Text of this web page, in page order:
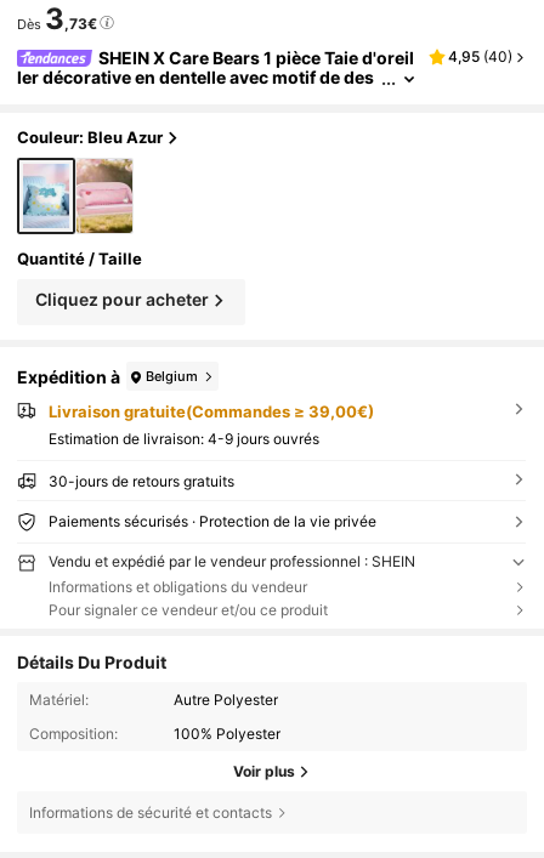
Dès 3,73€
SHEIN X Care Bears 1 pièce Taie d'oreil
ler décorative en dentelle avec motif de des
achine, une variété de tailles au choix, convient
à différents oreillers, bon cadeau
4,95 (40)
Couleur: Bleu Azur
Quantité / Taille
Cliquez pour acheter
Expédition à Belgium
Livraison gratuite(Commandes ≥ 39,00€)
Estimation de livraison: 4-9 jours ouvrés
30-jours de retours gratuits
Paiements sécurisés · Protection de la vie privée
Vendu et expédié par le vendeur professionnel : SHEIN
Informations et obligations du vendeur
Pour signaler ce vendeur et/ou ce produit
Détails Du Produit
Matériel:
Autre Polyester
Composition:
100% Polyester
Voir plus
Informations de sécurité et contacts